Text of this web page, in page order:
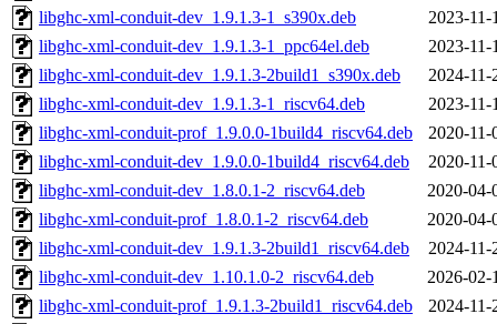
libghc-xml-conduit-dev_1.9.1.3-1_s390x.deb
2023-11-
libghc-xml-conduit-dev_1.9.1.3-1_ppc64el.deb
2023-11-
libghc-xml-conduit-dev_1.9.1.3-2build1_s390x.deb
2024-11-
libghc-xml-conduit-dev_1.9.1.3-1_riscv64.deb
2023-11-
libghc-xml-conduit-prof_1.9.0.0-1build4_riscv64.deb
2020-11-
libghc-xml-conduit-dev_1.9.0.0-1build4_riscv64.deb
2020-11-
libghc-xml-conduit-dev_1.8.0.1-2_riscv64.deb
2020-04-
libghc-xml-conduit-prof_1.8.0.1-2_riscv64.deb
2020-04-
libghc-xml-conduit-dev_1.9.1.3-2build1_riscv64.deb
2024-11-
libghc-xml-conduit-dev_1.10.1.0-2_riscv64.deb
2026-02-
libghc-xml-conduit-prof_1.9.1.3-2build1_riscv64.deb
2024-11-